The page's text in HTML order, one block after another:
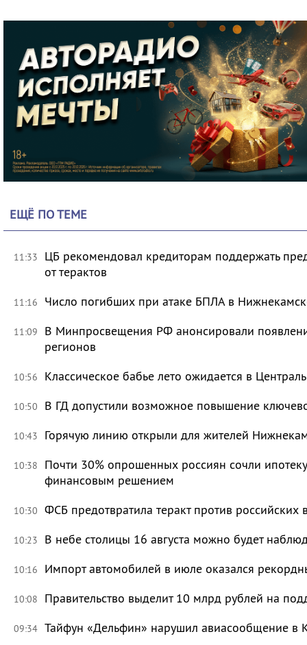
ЕЩЁ ПО ТЕМЕ
11:33
ЦБ рекомендовал кредиторам поддержать
от терактов
11:16 Число погибших при атаке БПЛА в
11:09
В Минпросвещения РФ анонсировали
регионов
10:56 Классическое бабье лето ожидается в
10:50 В ГД допустили возможное повышение
10:43 Горячую линию открыли для жителей
10:38
Почти 30% опрошенных россиян сочли
финансовым решением
10:30 ФСБ предотвратила теракт против
10:23 В небе столицы 16 августа можно будет
10:16 Импорт автомобилей в июле оказался
10:08 Правительство выделит 10 млрд рублей на
09:34 Тайфун «Дельфин» нарушил авиасообщение в